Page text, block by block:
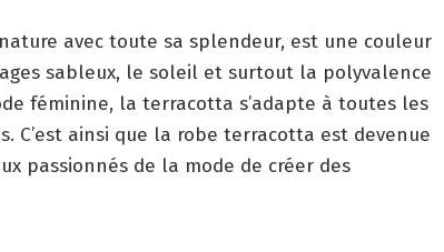
avec toute sa splendeur, est une couleur
sableux, le soleil et surtout la polyvalence
féminine, la terracotta s’adapte à toutes les
C’est ainsi que la robe terracotta est devenue
passionnés de la mode de créer des